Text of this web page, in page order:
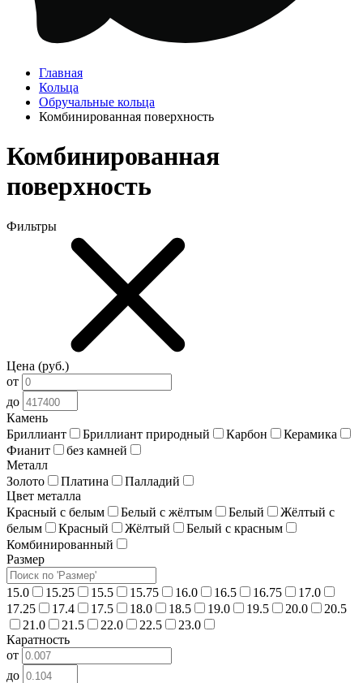
Главная
Кольца
Обручальные кольца
Комбинированная поверхность
Комбинированная
поверхность
Фильтры
Цена (руб.)
от
до
Камень
Бриллиант
Бриллиант природный Карбон
Керамика
Фианит
без камней
Металл
Золото
Платина
Палладий
Цвет металла
Красный c белым
Белый c жёлтым Белый
Жёлтый с
белым
Красный Жёлтый
Белый c красным
Комбинированный
Размер
15.0 15.25 15.5 15.75 16.0 16.5 16.75
17.0
17.25
17.4 17.5 18.0 18.5 19.0 19.5 20.0
20.5
21.0
21.5 22.0 22.5
23.0
Каратность
от
до